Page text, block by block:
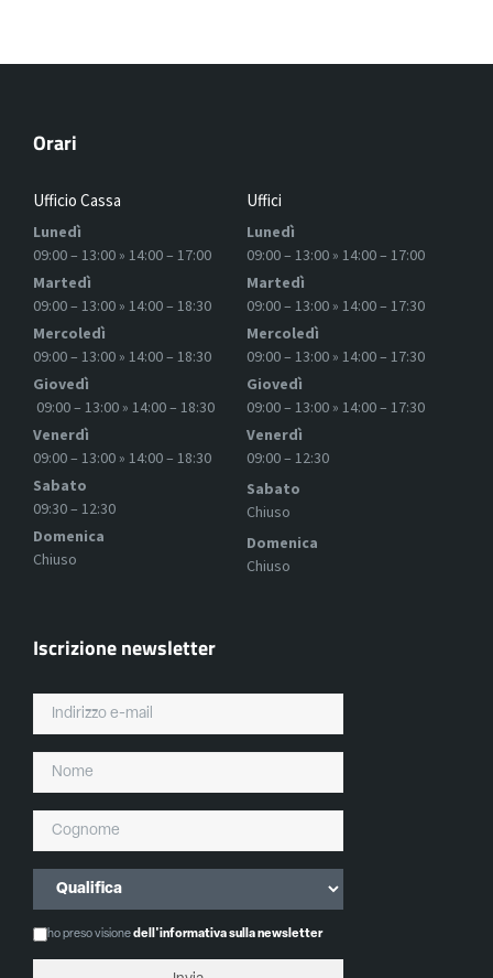
Orari
Ufficio Cassa
Lunedì
09:00 – 13:00 » 14:00 – 17:00
Martedì
09:00 – 13:00 » 14:00 – 18:30
Mercoledì
09:00 – 13:00 » 14:00 – 18:30
Giovedì
09:00 – 13:00 » 14:00 – 18:30
Venerdì
09:00 – 13:00 » 14:00 – 18:30
Sabato
09:30 – 12:30
Domenica
Chiuso
Uffici
Lunedì
09:00 – 13:00 » 14:00 – 17:00
Martedì
09:00 – 13:00 » 14:00 – 17:30
Mercoledì
09:00 – 13:00 » 14:00 – 17:30
Giovedì
09:00 – 13:00 » 14:00 – 17:30
Venerdì
09:00 – 12:30
Sabato
Chiuso
Domenica
Chiuso
Iscrizione newsletter
ho preso visionedell'informativa sulla newsletter